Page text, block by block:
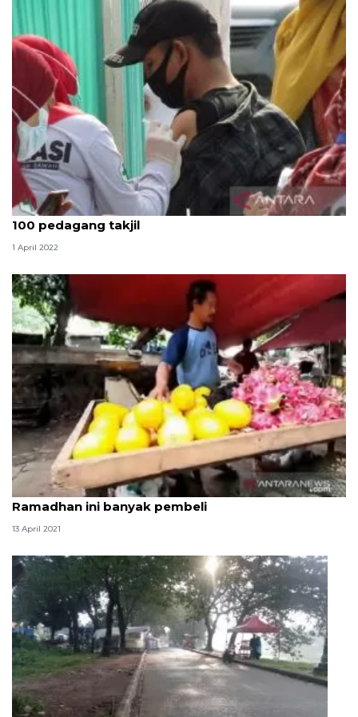
Pemkot Bandarlampung vaksinasi penguat kepada
100 pedagang takjil
1 April 2022
Pedagang takjil di Pasar Klender berharap
Ramadhan ini banyak pembeli
13 April 2021